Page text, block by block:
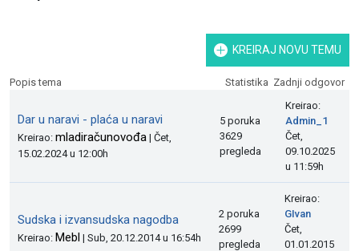
KREIRAJ NOVU TEMU
Popis tema Statistika Zadnji odgovor
Dar u naravi - plaća u naravi
Kreirao: mladiračunovođa | Čet,
15.02.2024 u 12:00h
5 poruka
3629
pregleda
Kreirao:
Admin_1
Čet,
09.10.2025
u 11:59h
Sudska i izvansudska nagodba
Kreirao: Mebl | Sub, 20.12.2014 u 16:54h
2 poruka
2699
pregleda
Kreirao:
GIvan
Čet,
01.01.2015